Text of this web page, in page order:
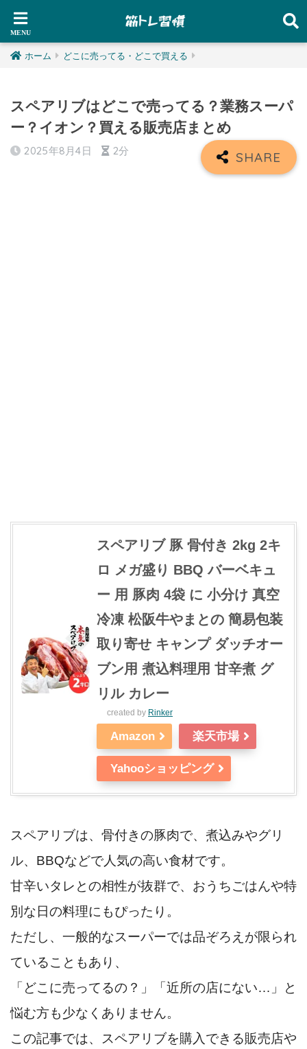
ホーム どこに売ってる・どこで買える
スペアリブはどこで売ってる？業務スーパ
ー？イオン？買える販売店まとめ
2025年8月4日 2分
スペアリブ 豚 骨付き 2kg 2キ
ロ メガ盛り BBQ バーベキュ
ー 用 豚肉 4袋 に 小分け 真空
冷凍 松阪牛やまとの 簡易包装
取り寄せ キャンプ ダッチオー
ブン用 煮込料理用 甘辛煮 グ
リル カレー
created by Rinker
Amazon 楽天市場
Yahooショッピング
スペアリブは、骨付きの豚肉で、煮込みやグリ
ル、BBQなどで人気の高い食材です。
甘辛いタレとの相性が抜群で、おうちごはんや特
別な日の料理にもぴったり。
ただし、一般的なスーパーでは品ぞろえが限られ
ていることもあり、
「どこに売ってるの？」「近所の店にない…」と
悩む方も少なくありません。
この記事では、スペアリブを購入できる販売店や